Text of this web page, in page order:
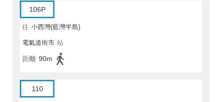
106P
往 小西灣(藍灣半島)
電氣道街市 站
距離 90m
110